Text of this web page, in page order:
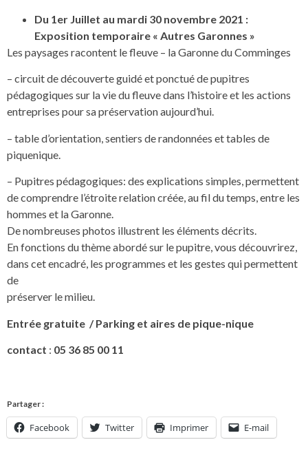
Du 1er Juillet au mardi 30 novembre 2021 :
Exposition temporaire « Autres Garonnes »
Les paysages racontent le fleuve – la Garonne du Comminges
– circuit de découverte guidé et ponctué de pupitres
pédagogiques sur la vie du fleuve dans l’histoire et les actions
entreprises pour sa préservation aujourd’hui.
– table d’orientation, sentiers de randonnées et tables de
piquenique.
– Pupitres pédagogiques: des explications simples, permettent
de comprendre l’étroite relation créée, au fil du temps, entre les
hommes et la Garonne.
De nombreuses photos illustrent les éléments décrits.
En fonctions du thème abordé sur le pupitre, vous découvrirez,
dans cet encadré, les programmes et les gestes qui permettent
de
préserver le milieu.
Entrée gratuite / Parking et aires de pique-nique
contact : 05 36 85 00 11
Partager :
Facebook Twitter Imprimer E-mail